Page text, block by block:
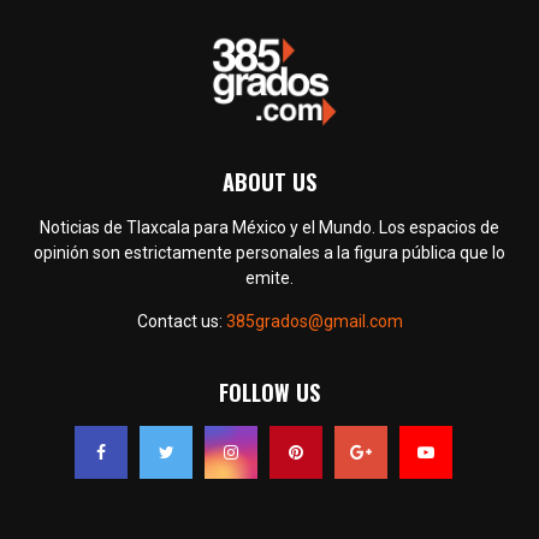
ABOUT US
Noticias de Tlaxcala para México y el Mundo. Los espacios de
opinión son estrictamente personales a la figura pública que lo
emite.
Contact us: 385grados@gmail.com
FOLLOW US